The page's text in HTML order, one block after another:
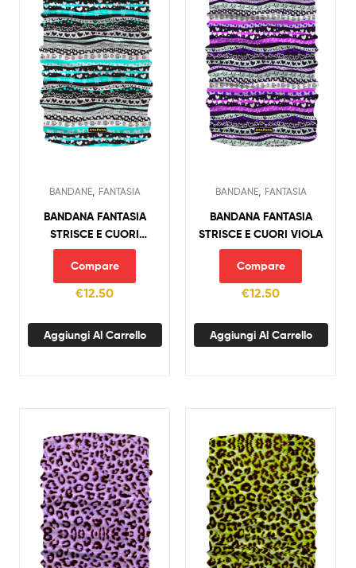
BANDANE, FANTASIA
BANDANA FANTASIA
STRISCE E CUORI
AZZURRO
Compare
€12.50
Aggiungi Al Carrello
BANDANE, FANTASIA
BANDANA FANTASIA
STRISCE E CUORI VIOLA
Compare
€12.50
Aggiungi Al Carrello